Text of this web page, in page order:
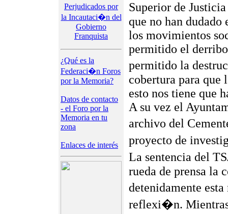
Perjudicados por
la Incautaci�n del
Gobierno
Franquista
¿Qué es la
Federaci�n Foros
por la Memoria?
Datos de contacto
- el Foro por la
Memoria en tu
zona
Enlaces de interés
Superior de
que no han dudado
los movimientos
permitido el
permitido la
cobertura para que
esto nos tiene que
A su vez el
archivo del
proyecto de
La sentencia del
rueda de prensa la
detenidamente
reflexi�n.